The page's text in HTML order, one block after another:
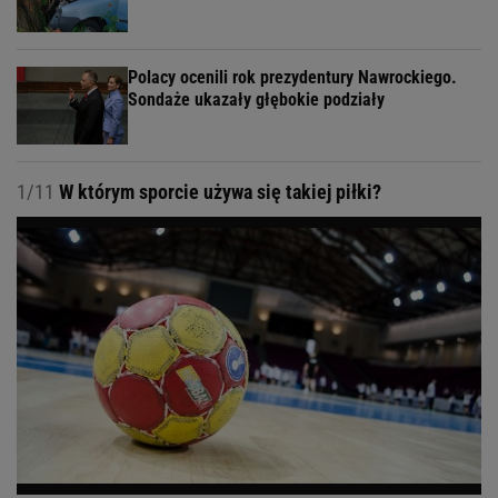
Polacy ocenili rok prezydentury Nawrockiego.
Sondaże ukazały głębokie podziały
1/11 W którym sporcie używa się takiej piłki?